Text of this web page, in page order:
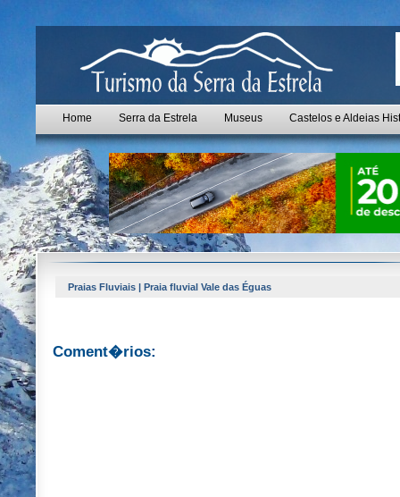
Home Serra da Estrela Museus Castelos e Aldeias
Praias Fluviais | Praia fluvial Vale das Éguas
Coment�rios: